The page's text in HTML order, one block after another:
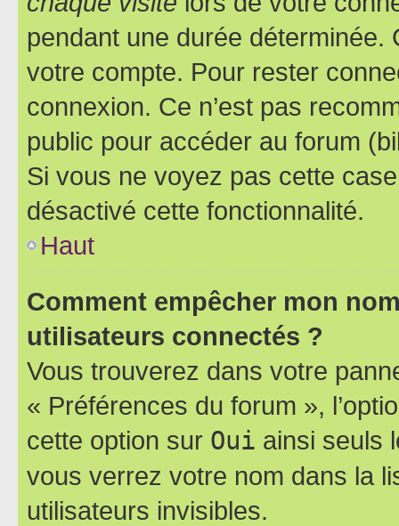
pendant une durée déterminée.
votre compte. Pour rester
connexion. Ce n’est pas
public pour accéder au forum
Si vous ne voyez pas cette
désactivé cette fonctionnalité.
Haut
Comment empêcher mon
utilisateurs connectés ?
Vous trouverez dans votre
« Préférences du forum »,
cette option sur Oui ainsi seuls
vous verrez votre nom dans la
utilisateurs invisibles.